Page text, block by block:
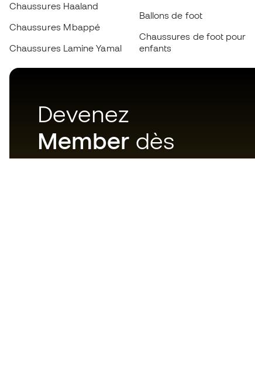
Chaussures Haaland
Chaussures Mbappé
Chaussures Lamine Yamal
Ballons de foot
Chaussures de foot pour
enfants
Devenez
Member dès
maintenant